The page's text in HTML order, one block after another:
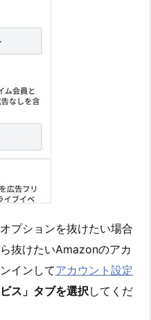
プションを抜けたい場合
抜けたいAmazonのアカ
インしてアカウント設定
ス」タブを選択してくだ